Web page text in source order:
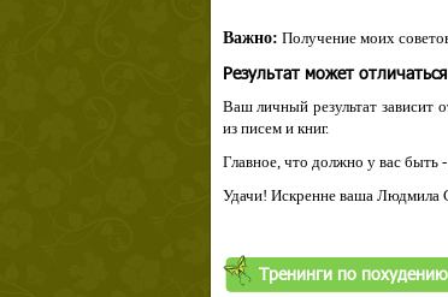
Важно: Получение моих
Результат может
Ваш личный результат зависит
из писем и книг.
Главное, что должно у вас быть
Удачи! Искренне ваша Людмила
Тренинги по похудению